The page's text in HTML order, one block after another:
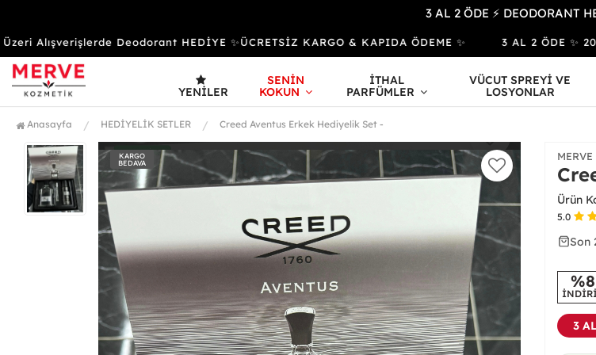
3 AL 2 ÖDE ⚡ DEODORANT
Deodorant HEDİYE ✨ÜCRETSİZ KARGO & KAPIDA ÖDEME ✨ 3 AL 2 ÖDE ✨
YENILER
SENİN
KOKUN
İTHAL
PARFÜMLER
VÜCUT SPREYİ VE
LOSYONLAR
Anasayfa HEDİYELİK SETLER Creed Aventus Erkek Hediyelik Set -
KARGO
BEDAVA
Ürün
5.0
Son
%8
3